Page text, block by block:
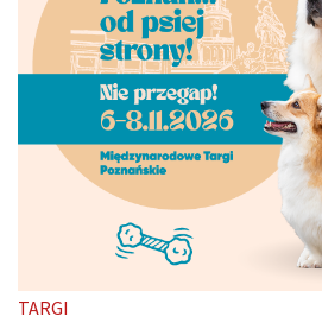
TARGI